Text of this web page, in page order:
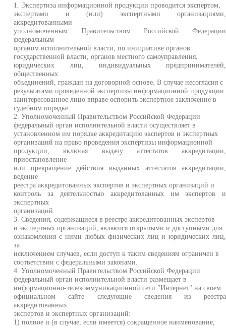
1. Экспертиза информационной продукции проводится экспертом,
экспертами и (или) экспертными организациями,
аккредитованными
уполномоченным Правительством Российской Федерации
федеральным
органом исполнительной власти, по инициативе органов
государственной власти, органов местного самоуправления,
юридических лиц, индивидуальных предпринимателей,
общественных
объединений, граждан на договорной основе. В случае несогласия с
результатами проведенной экспертизы информационной продукции
заинтересованное лицо вправе оспорить экспертное заключение в
судебном порядке.
2. Уполномоченный Правительством Российской Федерации
федеральный орган исполнительной власти осуществляет в
установленном им порядке аккредитацию экспертов и экспертных
организаций на право проведения экспертизы информационной
продукции, включая выдачу аттестатов аккредитации,
приостановление
или прекращение действия выданных аттестатов аккредитации,
ведение
реестра аккредитованных экспертов и экспертных организаций и
контроль за деятельностью аккредитованных им экспертов и
экспертных
организаций.
3. Сведения, содержащиеся в реестре аккредитованных экспертов
и экспертных организаций, являются открытыми и доступными для
ознакомления с ними любых физических лиц и юридических лиц,
за
исключением случаев, если доступ к таким сведениям ограничен в
соответствии с федеральными законами.
4. Уполномоченный Правительством Российской Федерации
федеральный орган исполнительной власти размещает в
информационно-телекоммуникационной сети "Интернет" на своем
официальном сайте следующие сведения из реестра
аккредитованных
экспертов и экспертных организаций:
1) полное и (в случае, если имеется) сокращенное наименование,